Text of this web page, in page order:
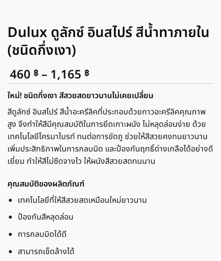
Dulux ดูลักซ์ อินสไปร์ สีน้ำทาภายใน
(ชนิดกึ่งเงา)
460 ฿ – 1,165 ฿Price
range:
460 ฿
through
1,165 ฿
ใหม่! ชนิดกึ่งเงา สีสวยสดยาวนานไม่เคยเปลี่ยน
สีดูลักซ์ อินสไปร์ สีน้ำอะครีลิคที่ประกอบด้วยกาวอะครีลิคคุณภาพ
สูง จึงทำให้สีมีคุณสมบัติในการยึดเกาะผนัง ไม่หลุดล่อนง่าย ด้วย
เทคโนโลยีโครมาไบรท์ ทนต่อการขัดถู ช่วยให้สีสวยคงทนยาวนาน
เพิ่มประสิทธิภาพในการกลบมิด และป้องกันฤทธิ์ด่างเกลือได้อย่างดี
เยี่ยม ทำให้สีไม่ซีดจางไว ให้ผนังสีสวยสดทนนาน
คุณสมบัติของผลิตภัณฑ์
เทคโนโลยีที่ให้สีสวยสดเหมือนใหม่ยาวนาน
ป้องกันสีหลุดล่อน
การกลบมิดได้ดี
สามารถเช็ดล้างได้